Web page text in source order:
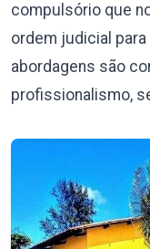
compulsório que
ordem judicial
abordagens são
profissionalismo,